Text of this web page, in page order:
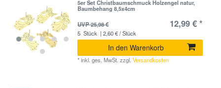
5er Set Christbaumschmuck Holzengel natur,
Baumbehang 8,5x4cm
UVP 25,98 €
12,99 € *
5 Stück | 2,60 € / Stück
In den Warenkorb
*inkl. ges. MwSt. zzgl.Versandkosten